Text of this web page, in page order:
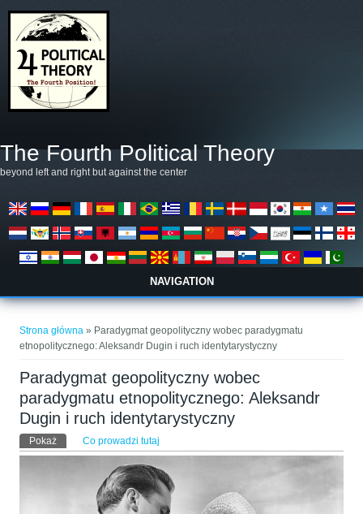
The Fourth Political Theory
beyond left and right but against the center
NAVIGATION
Strona główna » Paradygmat geopolityczny wobec paradygmatu
etnopolitycznego: Aleksandr Dugin i ruch identytarystyczny
Paradygmat geopolityczny wobec
paradygmatu etnopolitycznego: Aleksandr
Dugin i ruch identytarystyczny
Karty podstawowe
Pokaż (aktywna karta)
Co prowadzi tutaj